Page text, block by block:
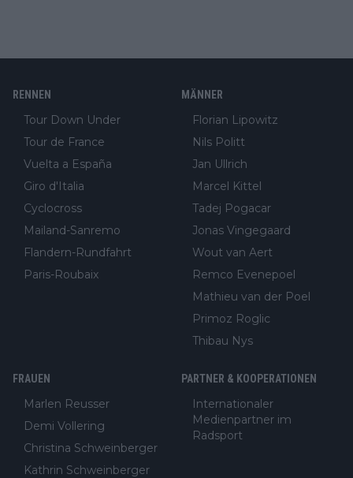
RENNEN
Tour Down Under
Tour de France
Vuelta a España
Giro d'Italia
Cyclocross
Mailand-Sanremo
Flandern-Rundfahrt
Paris-Roubaix
MÄNNER
Florian Lipowitz
Nils Politt
Jan Ullrich
Marcel Kittel
Tadej Pogacar
Jonas Vingegaard
Wout van Aert
Remco Evenepoel
Mathieu van der Poel
Primoz Roglic
Thibau Nys
FRAUEN
Marlen Reusser
Demi Vollering
Christina Schweinberger
Kathrin Schweinberger
PARTNER & KOOPERATIONEN
Internationaler
Medienpartner im
Radsport